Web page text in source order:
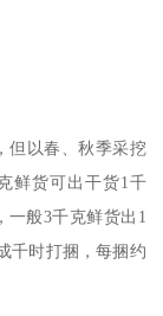
但以春、秋季采挖
鲜货可出干货1千
一般3千克鲜货出1
千时打捆，每捆约